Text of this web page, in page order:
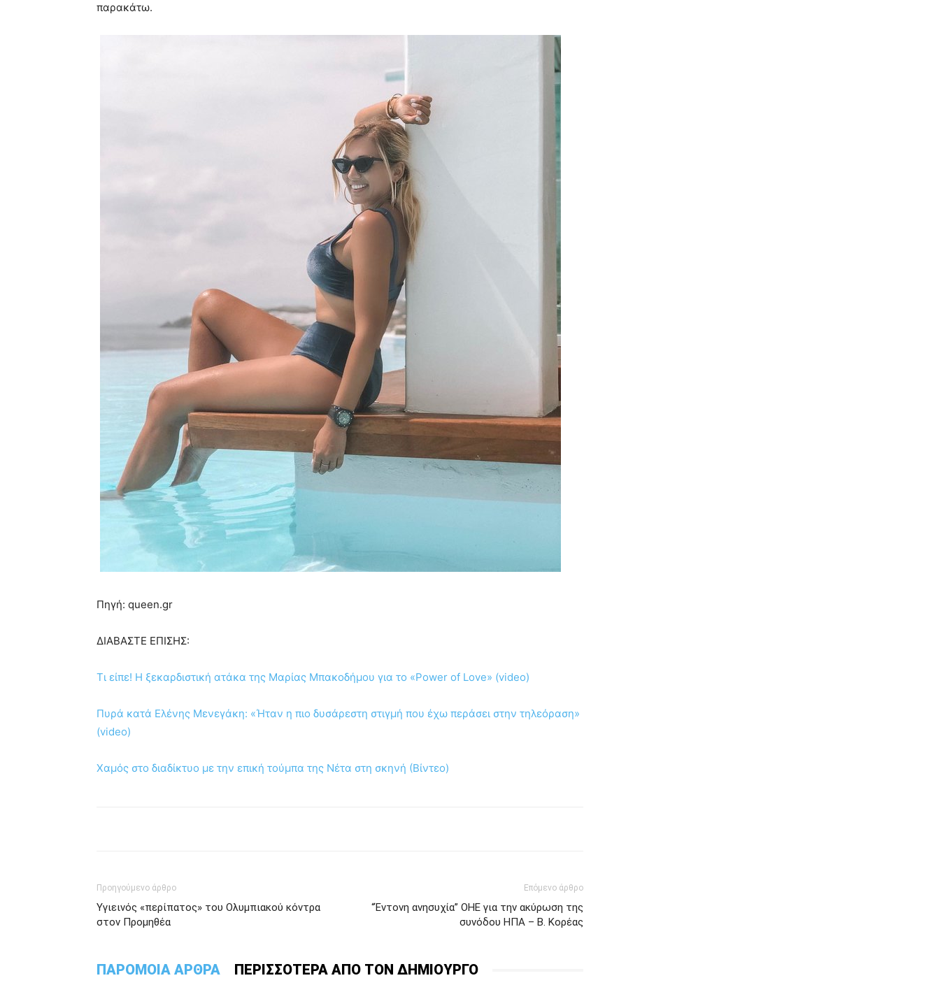
παρακάτω.
Πηγή: queen.gr
ΔΙΑΒΑΣΤΕ ΕΠΙΣΗΣ:
Τι είπε! Η ξεκαρδιστική ατάκα της Μαρίας Μπακοδήμου για το «Power of Love» (video)
Πυρά κατά Ελένης Μενεγάκη: «Ήταν η πιο δυσάρεστη στιγμή που έχω περάσει στην τηλεόραση»
(video)
Xαμός στο διαδίκτυο με την επική τούμπα της Νέτα στη σκηνή (Βίντεο)
Προηγούμενο άρθρο
Υγιεινός «περίπατος» του Ολυμπιακού κόντρα
στον Προμηθέα
Επόμενο άρθρο
“Έντονη ανησυχία” ΟΗΕ για την ακύρωση της
συνόδου ΗΠΑ – Β. Κορέας
ΠΑΡΟΜΟΙΑ ΑΡΘΡΑ ΠΕΡΙΣΣΟΤΕΡΑ ΑΠΟ ΤΟΝ ΔΗΜΙΟΥΡΓΟ